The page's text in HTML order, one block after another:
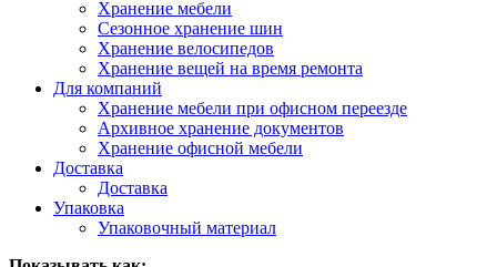
Хранение мебели
Сезонное хранение шин
Хранение велосипедов
Хранение вещей на время ремонта
Для компаний
Хранение мебели при офисном переезде
Архивное хранение документов
Хранение офисной мебели
Доставка
Доставка
Упаковка
Упаковочный материал